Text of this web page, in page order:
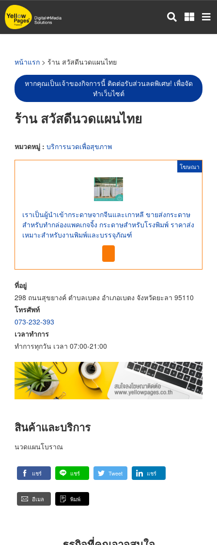
ข้าม
ไป
หน้าแรก > ร้าน สวัสดีนวดแผนไทย
หากคุณเป็นเจ้าของกิจการนี้ ติดต่อรับส่วนลดพิเศษ! เพื่อจัด
ทำเว็บไซต์
ร้าน สวัสดีนวดแผนไทย
หมวดหมู่ : บริการนวดเพื่อสุขภาพ
โฆษณา
เราเป็นผู้นำเข้ากระดาษจากจีนและเกาหลี ขายส่งกระดาษ
สำหรับทำกล่องแพคเกจจิ้ง กระดาษสำหรับโรงพิมพ์ ราคาส่ง
เหมาะสำหรับงานพิมพ์และบรรจุภัณฑ์
ที่อยู่
298 ถนนสุขยางค์ ตำบลเบตง อำเภอเบตง จังหวัดยะลา 95110
โทรศัพท์
073-232-393
เวลาทำการ
ทำการทุกวัน เวลา 07:00-21:00
สินค้าและบริการ
นวดแผนโบราณ
แชร์ แชร์ Tweet แชร์
อีเมล พิมพ์